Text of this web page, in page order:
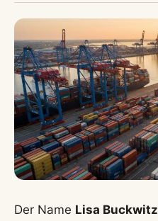
Der Name Lisa Buckwitz